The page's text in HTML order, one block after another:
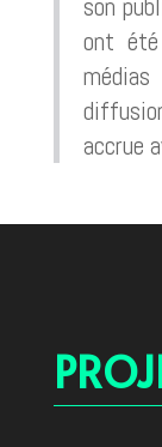
son
ont
accrue